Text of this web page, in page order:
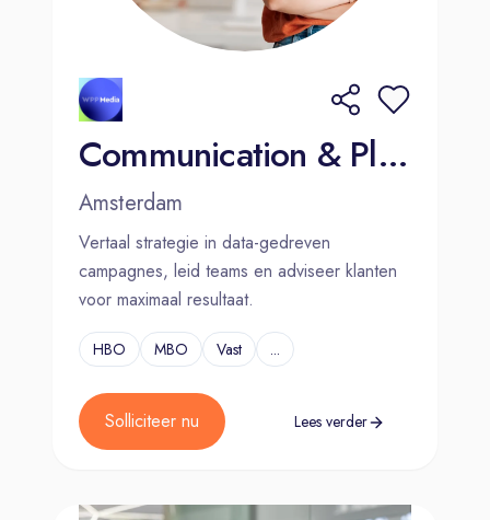
Communication & Planning Manager - Amsterdam
Amsterdam
Vertaal strategie in data-gedreven
campagnes, leid teams en adviseer klanten
voor maximaal resultaat.
HBO MBO Vast ...
Solliciteer nu Lees verder